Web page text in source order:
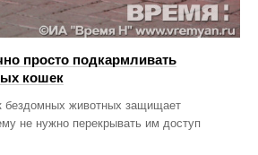
просто подкармливать
кошек
бездомных животных защищает
не нужно перекрывать им доступ